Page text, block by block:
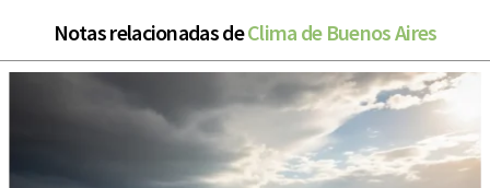
Notas relacionadas deClima de Buenos Aires